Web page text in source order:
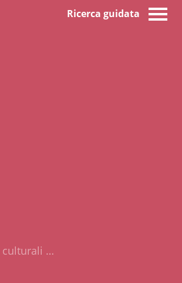
Ricerca guidata
culturali …